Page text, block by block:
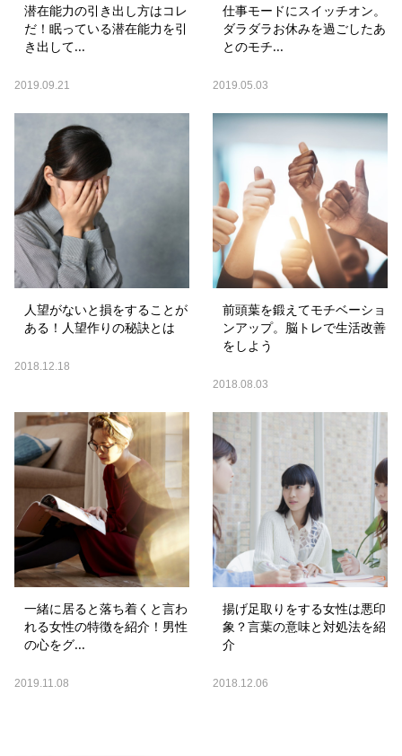
潜在能力の引き出し方はコレ
だ！眠っている潜在能力を引
き出して...
2019.09.21
仕事モードにスイッチオン。
ダラダラお休みを過ごしたあ
とのモチ...
2019.05.03
人望がないと損をすることが
ある！人望作りの秘訣とは
2018.12.18
前頭葉を鍛えてモチベーショ
ンアップ。脳トレで生活改善
をしよう
2018.08.03
一緒に居ると落ち着くと言わ
れる女性の特徴を紹介！男性
の心をグ...
2019.11.08
揚げ足取りをする女性は悪印
象？言葉の意味と対処法を紹
介
2018.12.06